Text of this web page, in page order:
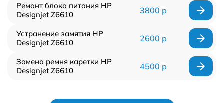
Ремонт блока питания HP
Designjet Z6610
3800 р
Устранение замятия HP
Designjet Z6610
2600 р
Замена ремня каретки HP
Designjet Z6610
4500 р